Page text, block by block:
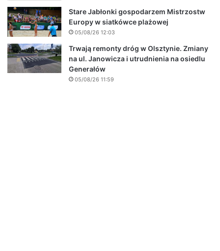
Stare Jabłonki gospodarzem Mistrzostw
Europy w siatkówce plażowej
05/08/26 12:03
Trwają remonty dróg w Olsztynie. Zmiany
na ul. Janowicza i utrudnienia na osiedlu
Generałów
05/08/26 11:59